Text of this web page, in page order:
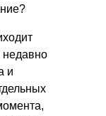
недавно
и